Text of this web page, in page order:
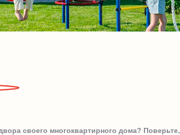
своего многоквартирного дома? Поверьте,